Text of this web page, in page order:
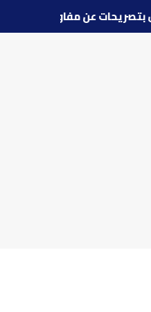
بتصريحات عن مفاوضات